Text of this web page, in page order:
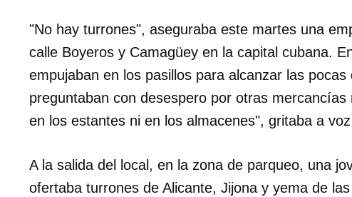
"No hay turrones", aseguraba este martes una
calle Boyeros y Camagüey en la capital cubana.
empujaban en los pasillos para alcanzar las
preguntaban con desespero por otras
en los estantes ni en los almacenes", gritaba a
A la salida del local, en la zona de parqueo, una
ofertaba turrones de Alicante, Jijona y yema de